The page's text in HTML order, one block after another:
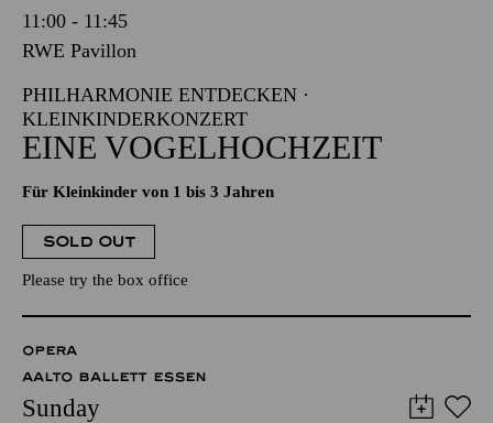
11:00 - 11:45
RWE Pavillon
PHILHARMONIE ENTDECKEN ·
KLEINKINDERKONZERT
EINE VOGELHOCHZEIT
Für Kleinkinder von 1 bis 3 Jahren
SOLD OUT
Please try the box office
OPERA
AALTO BALLETT ESSEN
Sunday